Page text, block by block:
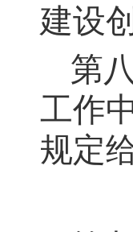
建设
第
工作
规定